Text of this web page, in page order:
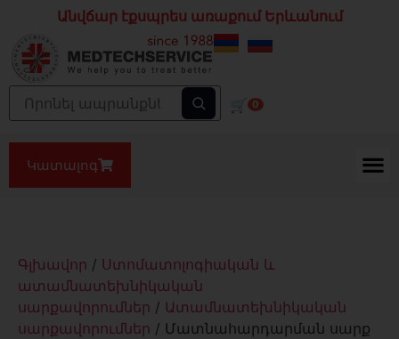
Անվճար էքսպրես առաքում Երևանում
🛒 0
Կատալոգ
Գլխավոր / Ստոմատոլոգիական և
ատամնատեխնիկական
սարքավորումներ / Ատամնատեխնիկական
սարքավորումներ / Մատնահարդարման սարք